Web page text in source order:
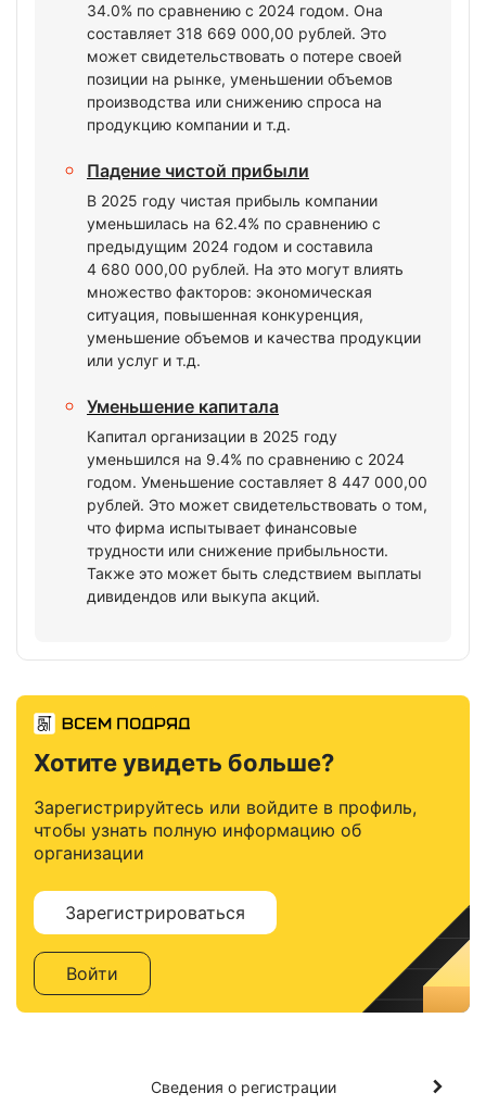
34.0% по сравнению с 2024 годом. Она
составляет 318 669 000,00 рублей. Это
может свидетельствовать о потере своей
позиции на рынке, уменьшении объемов
производства или снижению спроса на
продукцию компании и т.д.
Падение чистой прибыли
В 2025 году чистая прибыль компании
уменьшилась на 62.4% по сравнению с
предыдущим 2024 годом и составила
4 680 000,00 рублей. На это могут влиять
множество факторов: экономическая
ситуация, повышенная конкуренция,
уменьшение объемов и качества продукции
или услуг и т.д.
Уменьшение капитала
Капитал организации в 2025 году
уменьшился на 9.4% по сравнению с 2024
годом. Уменьшение составляет 8 447 000,00
рублей. Это может свидетельствовать о том,
что фирма испытывает финансовые
трудности или снижение прибыльности.
Также это может быть следствием выплаты
дивидендов или выкупа акций.
Хотите увидеть больше?
Зарегистрируйтесь или войдите в профиль,
чтобы узнать полную информацию об
организации
Зарегистрироваться
Войти
Сведения о регистрации